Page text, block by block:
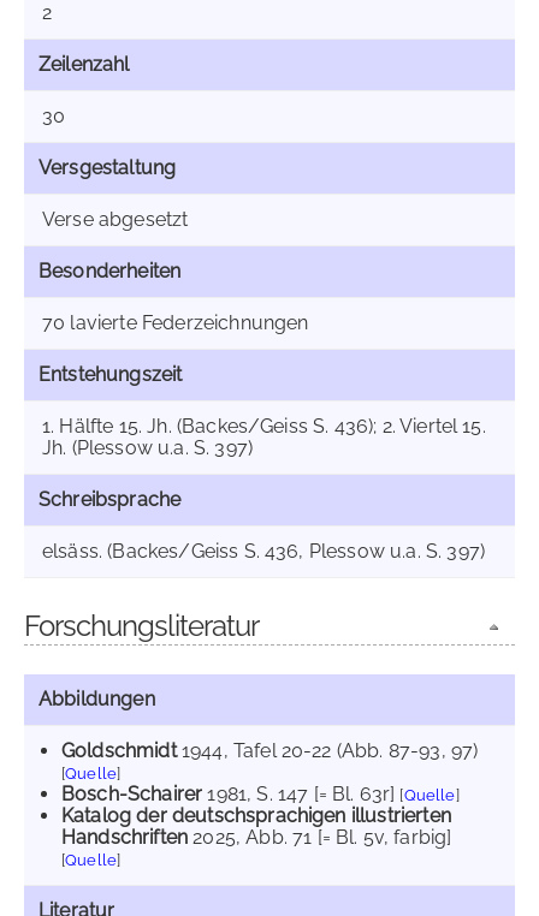
2
Zeilenzahl
30
Versgestaltung
Verse abgesetzt
Besonderheiten
70 lavierte Federzeichnungen
Entstehungszeit
1. Hälfte 15. Jh. (Backes/Geiss S. 436); 2. Viertel 15.
Jh. (Plessow u.a. S. 397)
Schreibsprache
elsäss. (Backes/Geiss S. 436, Plessow u.a. S. 397)
Forschungsliteratur
Abbildungen
Goldschmidt1944, Tafel 20-22 (Abb. 87-93, 97)
[Quelle]
Bosch-Schairer 1981, S. 147 [= Bl. 63r] [Quelle]
Katalog der deutschsprachigen illustrierten
Handschriften 2025, Abb. 71 [= Bl. 5v, farbig]
[Quelle]
Literatur